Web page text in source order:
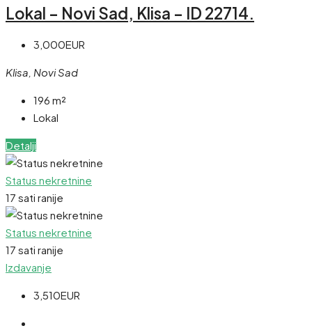
Lokal – Novi Sad, Klisa – ID 22714.
3,000EUR
Klisa, Novi Sad
196 m²
Lokal
Detalji
Status nekretnine
17 sati ranije
Status nekretnine
17 sati ranije
Izdavanje
3,510EUR